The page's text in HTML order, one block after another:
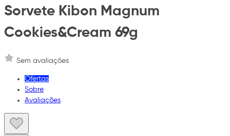
Sorvete Kibon Magnum
Cookies&Cream 69g
Sem avaliações
Ofertas
Sobre
Avaliações